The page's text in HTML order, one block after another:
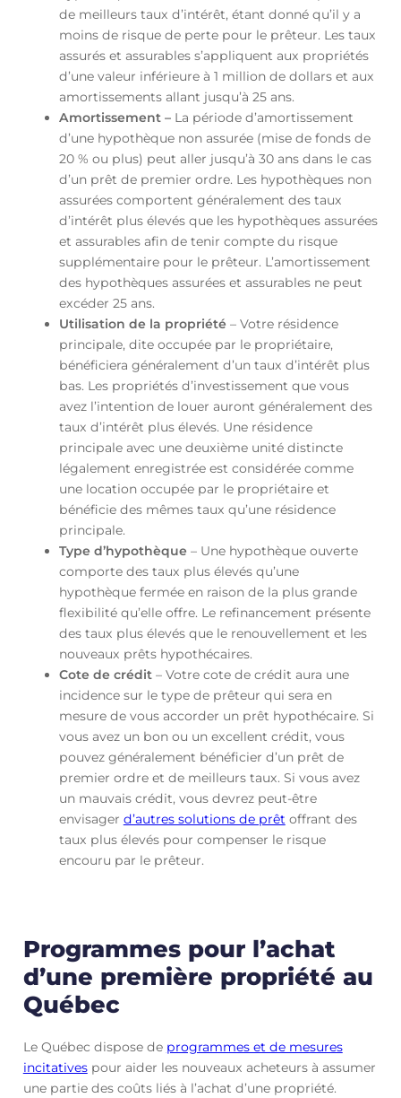
de meilleurs taux d’intérêt, étant donné qu’il y a
moins de risque de perte pour le prêteur. Les taux
assurés et assurables s’appliquent aux propriétés
d’une valeur inférieure à 1 million de dollars et aux
amortissements allant jusqu’à 25 ans.
Amortissement – La période d’amortissement
d’une hypothèque non assurée (mise de fonds de
20 % ou plus) peut aller jusqu’à 30 ans dans le cas
d’un prêt de premier ordre. Les hypothèques non
assurées comportent généralement des taux
d’intérêt plus élevés que les hypothèques assurées
et assurables afin de tenir compte du risque
supplémentaire pour le prêteur. L’amortissement
des hypothèques assurées et assurables ne peut
excéder 25 ans.
Utilisation de la propriété – Votre résidence
principale, dite occupée par le propriétaire,
bénéficiera généralement d’un taux d’intérêt plus
bas. Les propriétés d’investissement que vous
avez l’intention de louer auront généralement des
taux d’intérêt plus élevés. Une résidence
principale avec une deuxième unité distincte
légalement enregistrée est considérée comme
une location occupée par le propriétaire et
bénéficie des mêmes taux qu’une résidence
principale.
Type d’hypothèque – Une hypothèque ouverte
comporte des taux plus élevés qu’une
hypothèque fermée en raison de la plus grande
flexibilité qu’elle offre. Le refinancement présente
des taux plus élevés que le renouvellement et les
nouveaux prêts hypothécaires.
Cote de crédit– Votre cote de crédit aura une
incidence sur le type de prêteur qui sera en
mesure de vous accorder un prêt hypothécaire. Si
vous avez un bon ou un excellent crédit, vous
pouvez généralement bénéficier d’un prêt de
premier ordre et de meilleurs taux. Si vous avez
un mauvais crédit, vous devrez peut-être
envisager d’autres solutions de prêtoffrant des
taux plus élevés pour compenser le risque
encouru par le prêteur.
Programmes pour l’achat
d’une première propriété au
Québec
Le Québec dispose de programmes et de mesures
incitativespour aider les nouveaux acheteurs à assumer
une partie des coûts liés à l’achat d’une propriété.